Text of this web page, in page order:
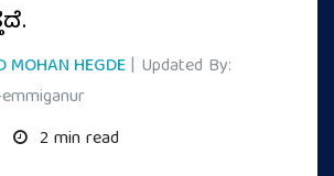
MOHAN HEGDE| Updated By:
2 min read